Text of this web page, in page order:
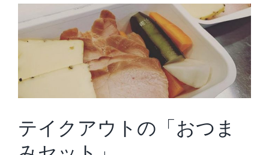
ー
セ
の
ニ
グ
テイクアウトの「おつま